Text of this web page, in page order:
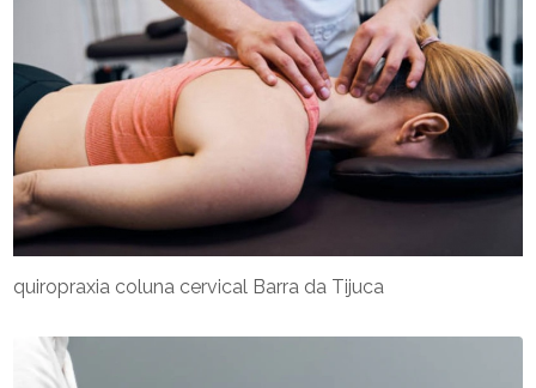
quiropraxia coluna cervical Barra da Tijuca